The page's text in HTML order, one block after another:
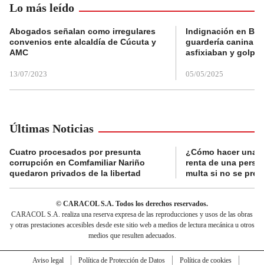
Lo más leído
Abogados señalan como irregulares
convenios ente alcaldía de Cúcuta y
AMC
13/07/2023
Indignación en
guardería canina
asfixiaban y
05/05/2025
Últimas Noticias
Cuatro procesados por presunta
corrupción en Comfamiliar Nariño
quedaron privados de la libertad
¿Cómo hacer una
renta de una
multa si no se
© CARACOL S.A. Todos los derechos reservados.
CARACOL S.A. realiza una reserva expresa de las reproducciones y usos de las obras
y otras prestaciones accesibles desde este sitio web a medios de lectura mecánica u otros
medios que resulten adecuados.
Aviso legal Política de Protección de Datos
Política de cookies